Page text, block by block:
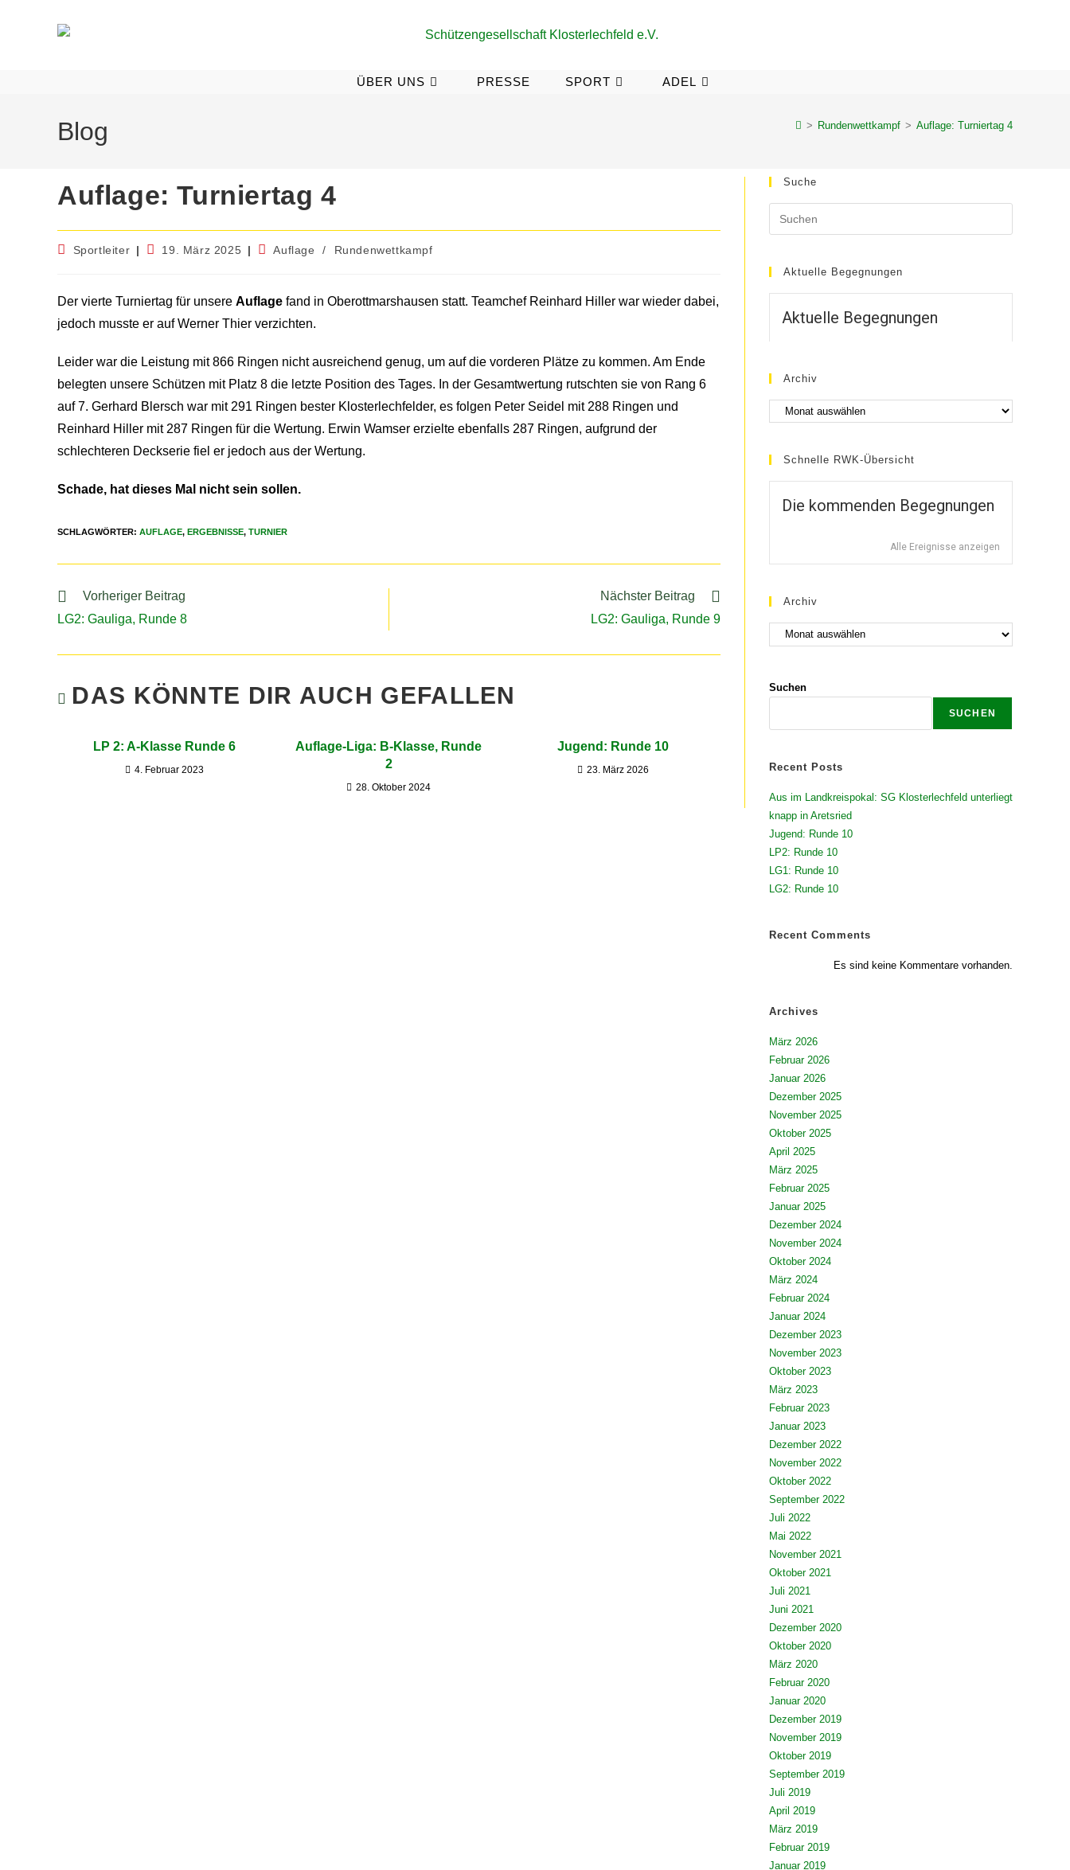
ÜBER UNS PRESSE SPORT ADEL
Blog > Rundenwettkampf > Auflage: Turniertag 4
Auflage: Turniertag 4
Sportleiter 19. März 2025 Auflage / Rundenwettkampf
Der vierte Turniertag für unsere Auflage fand in Oberottmarshausen statt. Teamchef Reinhard Hiller war wieder dabei,
jedoch musste er auf Werner Thier verzichten.
Leider war die Leistung mit 866 Ringen nicht ausreichend genug, um auf die vorderen Plätze zu kommen. Am Ende
belegten unsere Schützen mit Platz 8 die letzte Position des Tages. In der Gesamtwertung rutschten sie von Rang 6
auf 7. Gerhard Blersch war mit 291 Ringen bester Klosterlechfelder, es folgen Peter Seidel mit 288 Ringen und
Reinhard Hiller mit 287 Ringen für die Wertung. Erwin Wamser erzielte ebenfalls 287 Ringen, aufgrund der
schlechteren Deckserie fiel er jedoch aus der Wertung.
Schade, hat dieses Mal nicht sein sollen.
SCHLAGWÖRTER: AUFLAGE, ERGEBNISSE, TURNIER
Vorheriger Beitrag
LG2: Gauliga, Runde 8
Nächster Beitrag
LG2: Gauliga, Runde 9
DAS KÖNNTE DIR AUCH GEFALLEN
LP 2: A-Klasse Runde 6
4. Februar 2023
Auflage-Liga: B-Klasse, Runde
2
28. Oktober 2024
Jugend: Runde 10
23. März 2026
Suche
Aktuelle Begegnungen
Aktuelle Begegnungen
Archiv
Schnelle RWK-Übersicht
Die kommenden Begegnungen
Alle Ereignisse anzeigen
Archiv
Suchen
SUCHEN
Recent Posts
Aus im Landkreispokal: SG Klosterlechfeld unterliegt
knapp in Aretsried
Jugend: Runde 10
LP2: Runde 10
LG1: Runde 10
LG2: Runde 10
Recent Comments
Es sind keine Kommentare vorhanden.
Archives
März 2026
Februar 2026
Januar 2026
Dezember 2025
November 2025
Oktober 2025
April 2025
März 2025
Februar 2025
Januar 2025
Dezember 2024
November 2024
Oktober 2024
März 2024
Februar 2024
Januar 2024
Dezember 2023
November 2023
Oktober 2023
März 2023
Februar 2023
Januar 2023
Dezember 2022
November 2022
Oktober 2022
September 2022
Juli 2022
Mai 2022
November 2021
Oktober 2021
Juli 2021
Juni 2021
Dezember 2020
Oktober 2020
März 2020
Februar 2020
Januar 2020
Dezember 2019
November 2019
Oktober 2019
September 2019
Juli 2019
April 2019
März 2019
Februar 2019
Januar 2019